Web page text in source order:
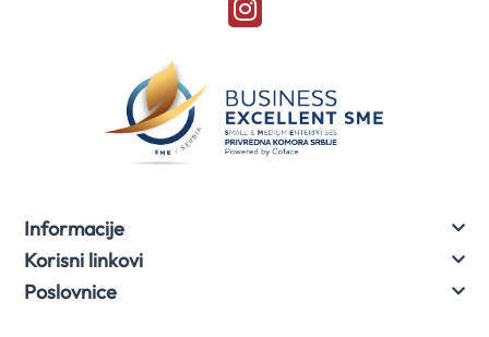
Informacije
Korisni linkovi
Poslovnice